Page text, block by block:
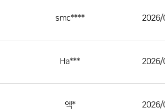
smc**** 2026/
Ha*** 2026/
엑* 2026/